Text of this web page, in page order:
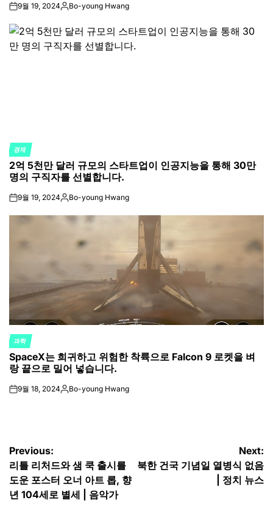
on9월 19, 2024Posted
Bo-young Hwang
POSTED
IN
경제
2억 5천만 달러 규모의 스타트업이 인공지능을 통해 30만
명의 구직자를 선별합니다.
on9월 19, 2024Posted
Bo-young Hwang
POSTED
IN
과학
SpaceX는 희귀하고 위험한 착륙으로 Falcon 9 로켓을 벼
랑 끝으로 밀어 넣습니다.
on9월 18, 2024Posted
Bo-young Hwang
글
탐
색
Previous:
리틀 리처드와 샘 쿡 출시를
도운 포스터 오너 아트 롭, 향
년 104세로 별세 | 음악가
Next:
북한 건국 기념일 열병식 없음
| 정치 뉴스